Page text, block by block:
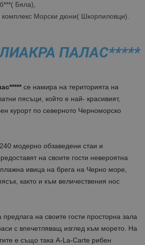
Бяла),
комплекс Морски дюни( Шкорпиловци).
ПАЛАС*****
се намира на територията на
пясъци, който е най- красивият,
курорт по северното Черноморско
модерно обзаведени стаи и
на своите гости невероятна
ивица на брега на Черно море,
както и към величествения нос
предлага на своите гости просторна зала
с впечетляващ изглед към морето. На
е също така A-La-Carte рибен